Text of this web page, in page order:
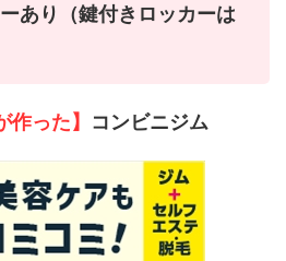
あり（鍵付きロッカーは
作った】 コンビニジム